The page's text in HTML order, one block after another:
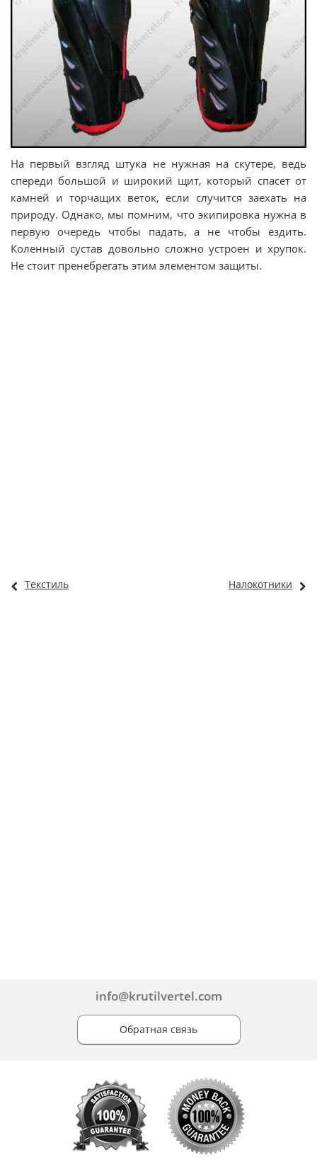
На первый взгляд штука не нужная на скутере, ведь
спереди большой и широкий щит, который спасет от
камней и торчащих веток, если случится заехать на
природу. Однако, мы помним, что экипировка нужна в
первую очередь чтобы падать, а не чтобы ездить.
Коленный сустав довольно сложно устроен и хрупок.
Не стоит пренебрегать этим элементом защиты.
Текстиль Налокотники
info@krutilvertel.com
Обратная связь